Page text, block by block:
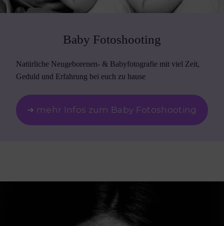
Baby Fotoshooting
Natürliche Neugeborenen- & Babyfotografie mit viel Zeit,
Geduld und Erfahrung bei euch zu hause
➜ mehr Infos zum Baby Fotoshooting